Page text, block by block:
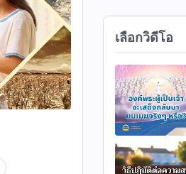
12:23
16:57
เลือกวิดีโอ